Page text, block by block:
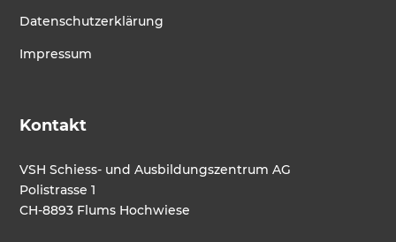
Datenschutzerklärung
Impressum
Kontakt
VSH Schiess- und Ausbildungszentrum AG
Polistrasse 1
CH-8893 Flums Hochwiese